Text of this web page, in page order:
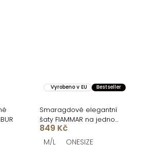
Vyrobeno v EU Bestseller
Smaragdové elegantní
šaty FIAMMAR na jedno
rameno
849 Kč
M/L ONESIZE